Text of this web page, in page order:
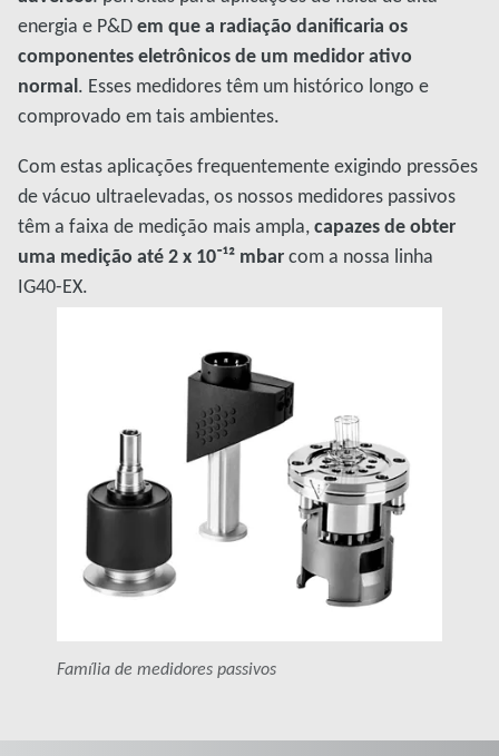
energia e P&Dem que a radiação danificaria os
componentes eletrônicos de um medidor ativo
normal. Esses medidores têm um histórico longo e
comprovado em tais ambientes.
Com estas aplicações frequentemente exigindo pressões
de vácuo ultraelevadas, os nossos medidores passivos
têm a faixa de medição mais ampla,capazes de obter
uma medição até 2 x 10⁻¹² mbarcom a nossa linha
IG40-EX.
Família de medidores passivos